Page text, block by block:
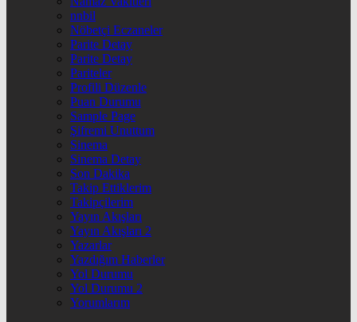
nnbil
Nöbetçi Eczaneler
Parite Detay
Parite Detay
Pariteler
Profili Düzenle
Puan Durumu
Sample Page
Şifremi Unuttum
Sinema
Sinema Detay
Son Dakika
Takip Ettiklerim
Takipçilerim
Yayın Akışları
Yayın Akışları 2
Yazarlar
Yazdığım Haberler
Yol Durumu
Yol Durumu 2
Yorumlarım